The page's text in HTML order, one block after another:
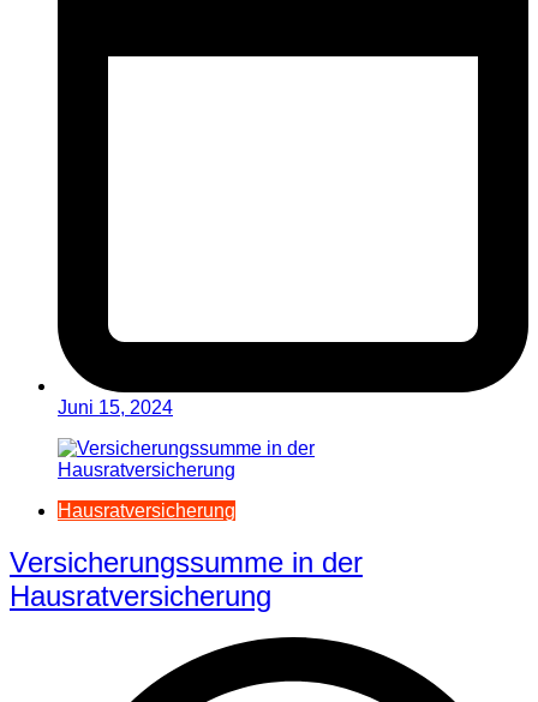
Juni 15, 2024
Hausratversicherung
Versicherungssumme in der
Hausratversicherung